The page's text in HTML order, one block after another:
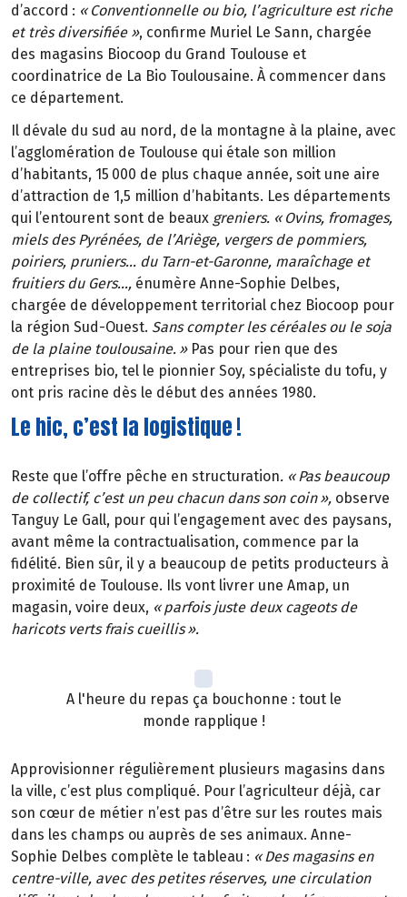
d’accord : « Conventionnelle ou bio, l’agriculture est riche
et très diversifiée », confirme Muriel Le Sann, chargée
des magasins Biocoop du Grand Toulouse et
coordinatrice de La Bio Toulousaine. À commencer dans
ce département.
Il dévale du sud au nord, de la montagne à la plaine, avec
l’agglomération de Toulouse qui étale son million
d’habitants, 15 000 de plus chaque année, soit une aire
d ’attraction de 1,5 million d ’habitants. Les d épartements
qui l’entourent sont de beaux greniers. « Ovins, fromages,
miels des Pyrénées, de l’Ariège, vergers de pommiers,
poiriers, pruniers… du Tarn-et-Garonne, maraîchage et
fruitiers du Gers…, énumère Anne-Sophie Delbes,
chargée de développement territorial chez Biocoop pour
la région Sud-Ouest. Sans compter les céréales ou le soja
de la plaine toulousaine. » Pas pour rien que des
entreprises bio, tel le pionnier Soy, spécialiste du tofu, y
ont pris racine dès le début des années 1980.
Le hic, c’est la logistique !
Reste que l’offre pêche en structuration. « Pas beaucoup
de collectif, c’est un peu chacun dans son coin », observe
Tanguy Le Gall, pour qui l’engagement avec des paysans,
avant même la contractualisation, commence par la
fidélité. Bien sûr, il y a beaucoup de petits producteurs à
proximité de Toulouse. Ils vont livrer une Amap, un
magasin, voire deux, « parfois juste deux cageots de
haricots verts frais cueillis ».
A l'heure du repas ça bouchonne : tout le
monde rapplique !
Approvisionner régulièrement plusieurs magasins dans
la ville, c’est plus compliqué. Pour l’agriculteur déjà, car
son cœur de métier n’est pas d’être sur les routes mais
dans les champs ou auprès de ses animaux. Anne-
Sophie Delbes complète le tableau : « Des magasins en
centre-ville, avec des petites réserves, une circulation